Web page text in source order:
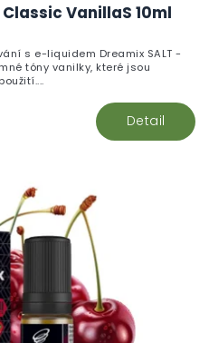
VanillaS 10ml
Detail
s e-liquidem Dreamix SALT -
tóny vanilky, které jsou